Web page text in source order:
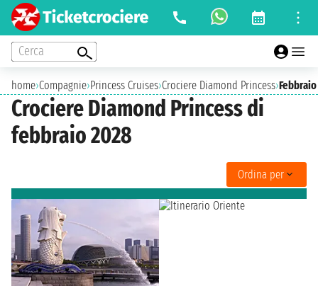
Cerca
home›Compagnie›Princess Cruises›Crociere Diamond Princess›
Crociere Diamond Princess di
febbraio 2028
Ordina per